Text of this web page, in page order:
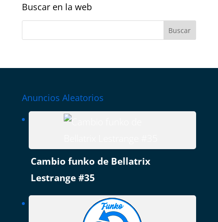
Buscar en la web
Anuncios Aleatorios
Cambio funko de Bellatrix
Lestrange #35